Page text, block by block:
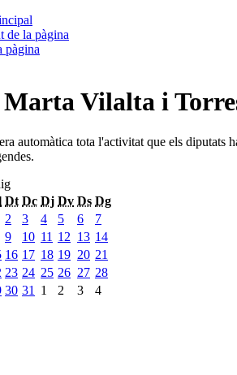
de la pàgina
pàgina
Marta Vilalta i
automàtica tota l'activitat que els diputats
Dt Dc Dj Dv Ds Dg
2 3 4 5 6
7
9 10 11 12 13 14
16 17 18 19 20 21
23 24 25 26 27 28
30 31 1 2 3 4